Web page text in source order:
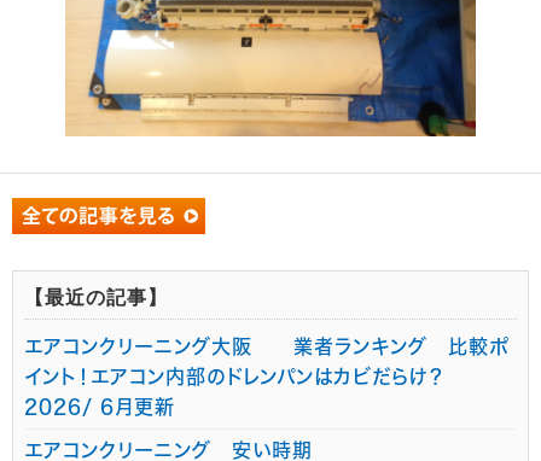
【最近の記事】
エアコンクリーニング大阪 業者ランキング 比較ポ
イント！エアコン内部のドレンパンはカビだらけ？
2026/ 6月更新
エアコンクリーニング 安い時期